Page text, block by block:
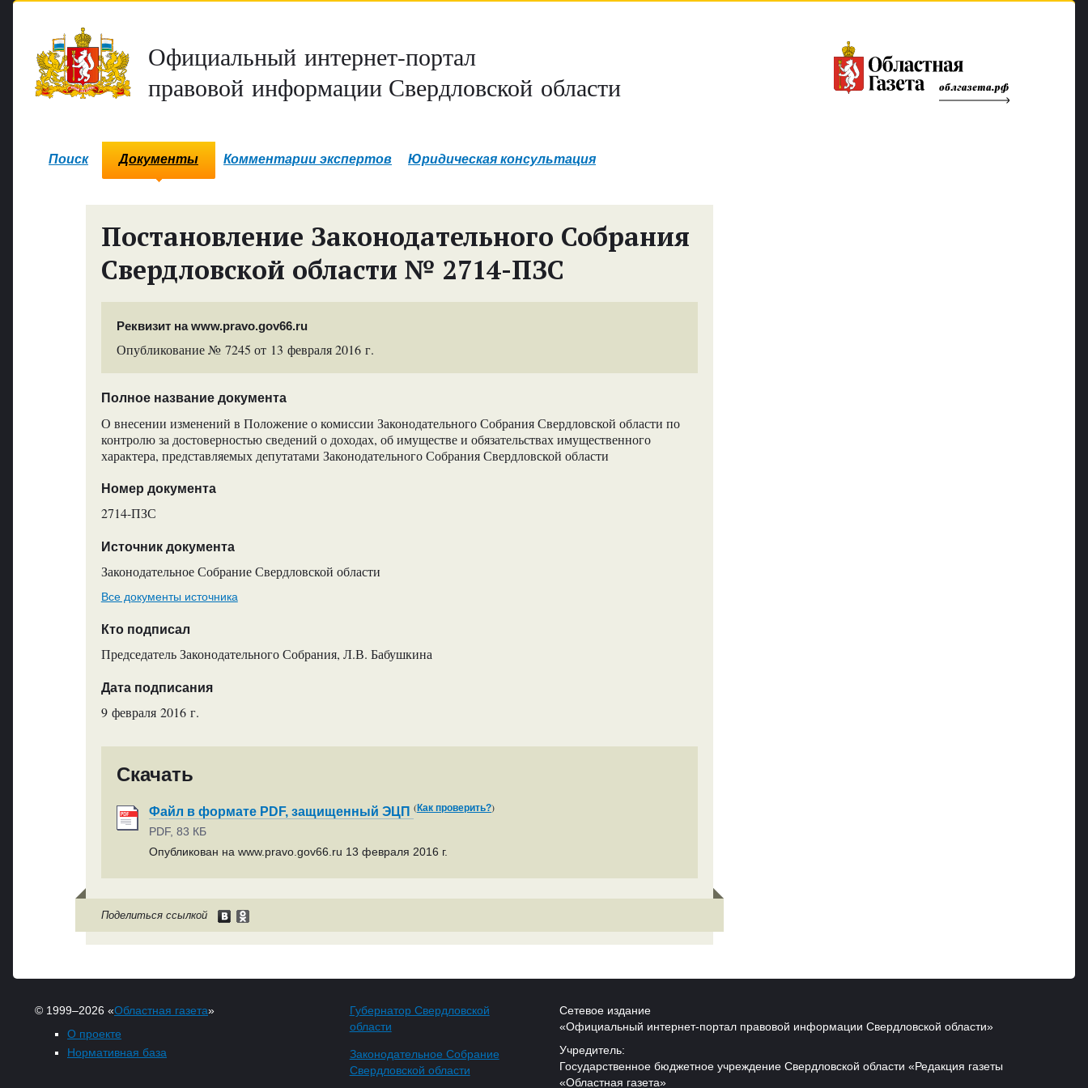
Официальный интернет-портал
правовой информации Свердловской области
Поиск Документы Комментарии экспертов Юридическая консультация
Постановление Законодательного Собрания
Свердловской области № 2714-ПЗС
Реквизит на www.pravo.gov66.ru
Опубликование № 7245 от 13 февраля 2016 г.
Полное название документа
О внесении изменений в Положение о комиссии Законодательного Собрания Свердловской области по
контролю за достоверностью сведений о доходах, об имуществе и обязательствах имущественного
характера, представляемых депутатами Законодательного Собрания Свердловской области
Номер документа
2714-ПЗС
Источник документа
Законодательное Собрание Свердловской области
Все документы источника
Кто подписал
Председатель Законодательного Собрания, Л.В. Бабушкина
Дата подписания
9 февраля 2016 г.
Скачать
Файл в формате PDF, защищенный ЭЦП (Как проверить?)
PDF, 83 КБ
Опубликован на www.pravo.gov66.ru 13 февраля 2016 г.
Поделиться ссылкой
© 1999–2026 «Областная газета»
О проекте
Нормативная база
Губернатор Свердловской
области
Законодательное Собрание
Свердловской области
Сетевое издание
«Официальный интернет-портал правовой информации Свердловской области»
Учредитель:
Государственное бюджетное учреждение Свердловской области «Редакция газеты
«Областная газета»